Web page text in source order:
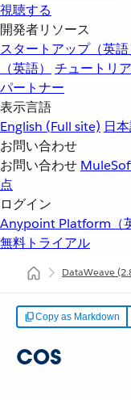
視聴する
開発者リソース
スタートアップ（英語
（英語）
チュートリ
パートナー
表示言語
English (Full site) 日
お問い合わせ
お問い合わせ
点
ログイン
Anypoint Platform（
無料トライアル
DataWeave
Copy as Markdown
cos